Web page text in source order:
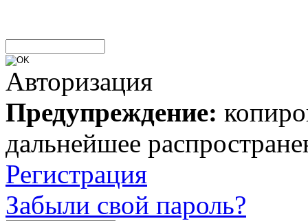
Авторизация
Предупреждение:
дальнейшее
Регистрация
Забыли свой пароль?